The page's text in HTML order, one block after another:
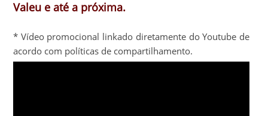
Valeu e até a próxima.
* Vídeo promocional linkado diretamente do Youtube de
acordo com políticas de compartilhamento.